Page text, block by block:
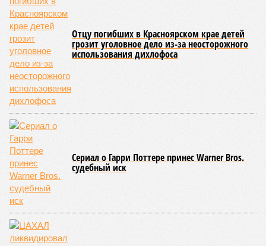
Отцу погибших в Красноярском крае детей
грозит уголовное дело из-за неосторожного
использования дихлофоса
Сериал о Гарри Поттере принес Warner Bros.
судебный иск